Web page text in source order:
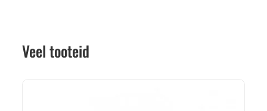
Veel tooteid